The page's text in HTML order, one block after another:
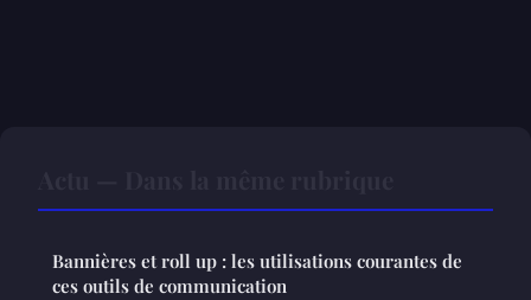
Bannières et roll up : les utilisations courantes de
ces outils de communication